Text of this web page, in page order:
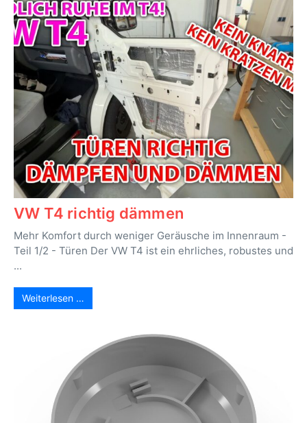
VW T4 richtig dämmen
Mehr Komfort durch weniger Geräusche im Innenraum -
Teil 1/2 - Türen Der VW T4 ist ein ehrliches, robustes und
...
Weiterlesen …